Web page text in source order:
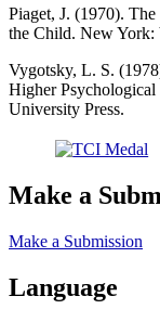
Piaget, J. (1970).
the Child. New York:
Vygotsky, L. S.
Higher Psychological
University Press.
Make a
Make a Submission
Language